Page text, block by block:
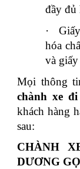
đầy đủ
·
hóa
và
Mọi thông
chành xe
khách hàng
sau:
CHÀNH
DƯƠNG